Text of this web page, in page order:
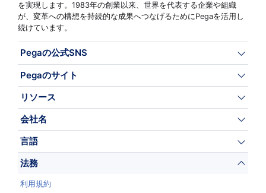
を実現します。1983年の創業以来、世界を代表する企業や組織
が、変革への構想を持続的な成果へつなげるためにPegaを活用し
続けています。
Pegaの公式SNS
Pegaのサイト
リソース
会社名
言語
法務
利用規約